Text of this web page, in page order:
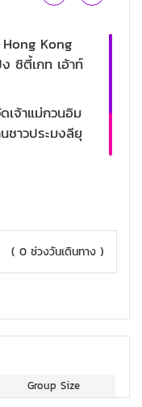
Hong Kong
ซิตี้เกท เอ้าท์
เจ้าแม่กวนอิม
ชาวประมงลียุ
( 0 ช่วงวันเดินทาง )
Group Size